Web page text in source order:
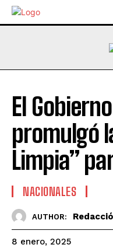
El
promulgó
Limpia”
NACIONALES
AUTHOR:
8 enero, 2025